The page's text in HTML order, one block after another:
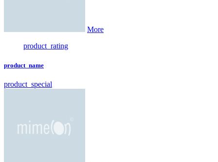
More
product_rating
product_name
product_special